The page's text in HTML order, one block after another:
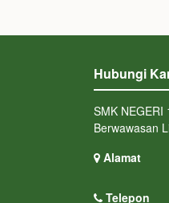
Hubungi
SMK NEGERI
Berwawasan
Alamat
Telepon